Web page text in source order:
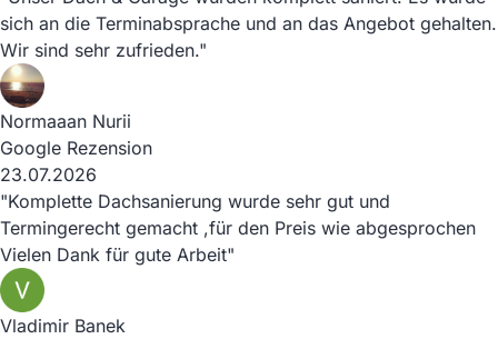
sich an die Terminabsprache und an das Angebot gehalten.
Wir sind sehr zufrieden."
Normaaan Nurii
Google Rezension
23.07.2026
"Komplette Dachsanierung wurde sehr gut und
Termingerecht gemacht ,für den Preis wie abgesprochen
Vielen Dank für gute Arbeit"
Vladimir Banek